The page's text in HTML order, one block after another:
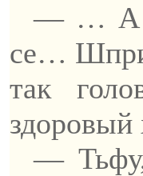
— … А
се…
так
здоровый
— Тьфу,